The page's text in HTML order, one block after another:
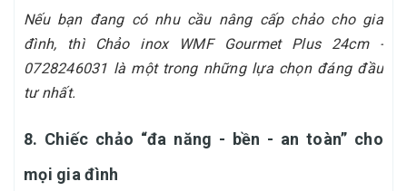
Nếu bạn đang có nhu cầu nâng cấp chảo cho gia
đình, thì Chảo inox WMF Gourmet Plus 24cm -
0728246031 là một trong những lựa chọn đáng đầu
tư nhất.
8. Chiếc chảo “đa năng - bền - an toàn” cho
mọi gia đình